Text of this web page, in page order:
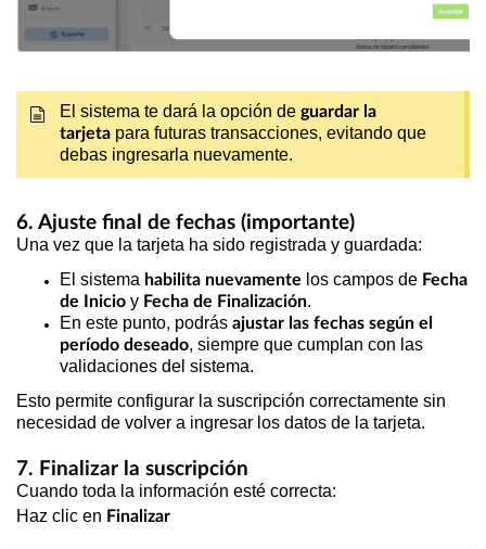
El sistema te dará la opción de guardar la
tarjeta para futuras transacciones, evitando que
debas ingresarla nuevamente.
6. Ajuste final de fechas (importante)
Una vez que la tarjeta ha sido registrada y guardada:
El sistema habilita nuevamente los campos de Fecha
de Inicio y Fecha de Finalización.
En este punto, podrás ajustar las fechas según el
período deseado, siempre que cumplan con las
validaciones del sistema.
Esto permite configurar la suscripción correctamente sin
necesidad de volver a ingresar los datos de la tarjeta.
7. Finalizar la suscripción
Cuando toda la información esté correcta:
Haz clic en Finalizar